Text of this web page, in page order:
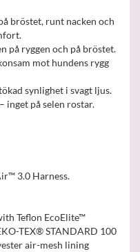
bröstet, runt nacken och
på ryggen och på bröstet.
mot hundens rygg
synlighet i svagt ljus.
inget på selen rostar.
3.0 Harness.
Teflon EcoElite™
TEX® STANDARD 100
air-mesh lining